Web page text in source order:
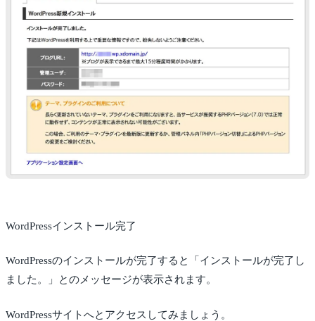
WordPressインストール完了
WordPressのインストールが完了すると「インストールが完了し
ました。」とのメッセージが表示されます。
WordPressサイトへとアクセスしてみましょう。